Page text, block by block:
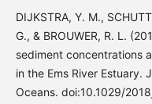
DIJKSTRA, Y. M.,
G., & BROUWER, R. L.
sediment concentrations
in the Ems River Estuary.
Oceans. doi:10.1029/